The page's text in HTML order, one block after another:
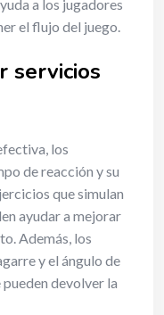
a los jugadores
el flujo del juego.
servicios
los
de reacción y su
que simulan
ayudar a mejorar
Además, los
y el ángulo de
devolver la